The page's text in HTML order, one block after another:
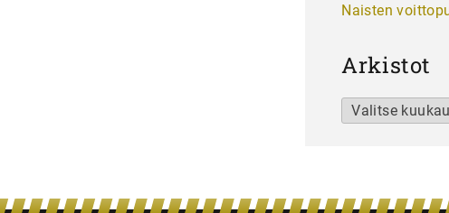
Naisten
Arkistot
Arkistot